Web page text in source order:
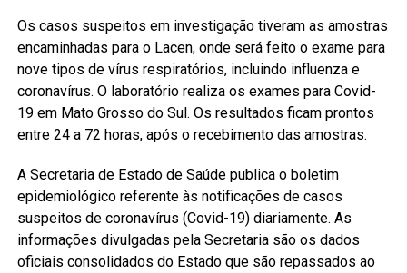
Os casos suspeitos em investigação tiveram as amostras
encaminhadas para o Lacen, onde será feito o exame para
nove tipos de vírus respiratórios, incluindo influenza e
coronavírus. O laboratório realiza os exames para Covid-
19 em Mato Grosso do Sul. Os resultados ficam prontos
entre 24 a 72 horas, após o recebimento das amostras.
A Secretaria de Estado de Saúde publica o boletim
epidemiológico referente às notificações de casos
suspeitos de coronavírus (Covid-19) diariamente. As
informações divulgadas pela Secretaria são os dados
oficiais consolidados do Estado que são repassados ao